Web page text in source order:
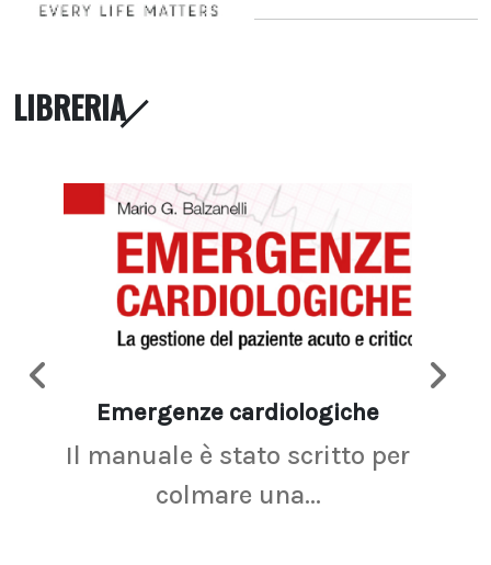
LIBRERIA
Emergenze cardiologiche
Il manuale è stato scritto per
colmare una...